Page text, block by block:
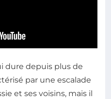
dure depuis plus de
par une escalade
et ses voisins, mais il